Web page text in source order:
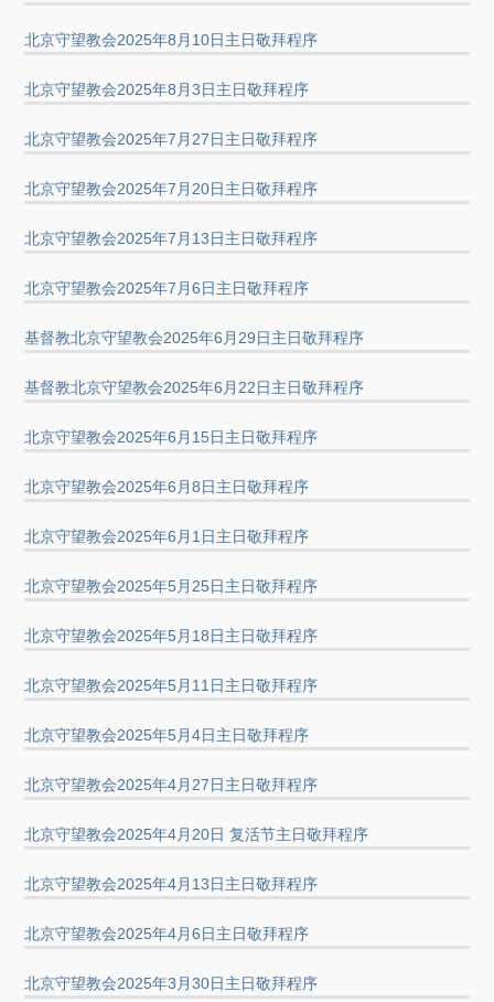
北京守望教会2025年8月10日主日敬拜程序
北京守望教会2025年8月3日主日敬拜程序
北京守望教会2025年7月27日主日敬拜程序
北京守望教会2025年7月20日主日敬拜程序
北京守望教会2025年7月13日主日敬拜程序
北京守望教会2025年7月6日主日敬拜程序
基督教北京守望教会2025年6月29日主日敬拜程序
基督教北京守望教会2025年6月22日主日敬拜程序
北京守望教会2025年6月15日主日敬拜程序
北京守望教会2025年6月8日主日敬拜程序
北京守望教会2025年6月1日主日敬拜程序
北京守望教会2025年5月25日主日敬拜程序
北京守望教会2025年5月18日主日敬拜程序
北京守望教会2025年5月11日主日敬拜程序
北京守望教会2025年5月4日主日敬拜程序
北京守望教会2025年4月27日主日敬拜程序
北京守望教会2025年4月20日 复活节主日敬拜程序
北京守望教会2025年4月13日主日敬拜程序
北京守望教会2025年4月6日主日敬拜程序
北京守望教会2025年3月30日主日敬拜程序